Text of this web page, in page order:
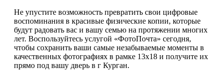
Не упустите возможность превратить свои цифровые
воспоминания в красивые физические копии, которые
будут радовать вас и вашу семью на протяжении многих
лет. Воспользуйтесь услугой «ФотоПочта» сегодня,
чтобы сохранить ваши самые незабываемые моменты в
качественных фотографиях в рамке 13х18 и получите их
прямо под вашу дверь в г Курган.